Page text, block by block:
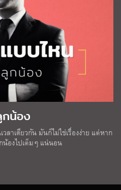
กน้อง
ลาเดียวกัน มันก็ไม่ใช่เรื่องง่าย แต่หาก
น้องไปเต็มๆ แน่นอน